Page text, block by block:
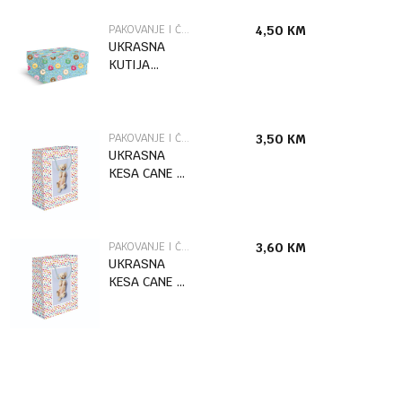
PAKOVANJE I ČESTITKE
UKRASNA
KUTIJA
4,50 KM
PAKOVANJE I ČESTITKE
UKRASNA
KESA CANE L
3,50 KM
PAKOVANJE I ČESTITKE
UKRASNA
KESA CANE XL
3,60 KM